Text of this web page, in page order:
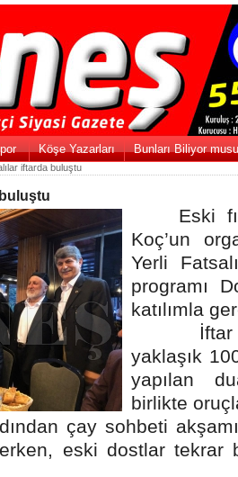
Köşe Yazarları Bunları Biliyor
iftarda buluştu
Eski
Koç’un
Yerli
programı
katılımla
İftar
yaklaşık
yapılan
birlikte
çay sohbeti
eski dostlar tekrar